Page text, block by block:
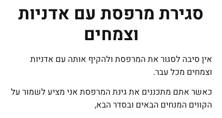
סגירת מרפסת עם אדניות
וצמחים
אין סיבה לסגור את המרפסת ולהקיף אותה עם אדניות
וצמחים מכל עבר.
כאשר אתם מתכננים את גינת המרפסת אני מציע לשמור על
הקווים המנחים הבאים ובסדר הבא,